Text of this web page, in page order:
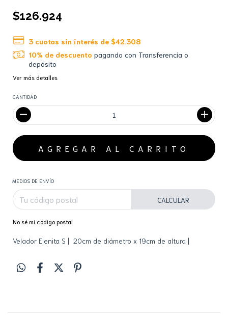
$126.924
3 cuotas sin interés de $42.308
10% de descuento pagando con Transferencia o
depósito
Ver más detalles
CANTIDAD
MEDIOS DE ENVÍO
CALCULAR
No sé mi código postal
Velador Elenita S | 20cm de diámetro x 19cm de altura |